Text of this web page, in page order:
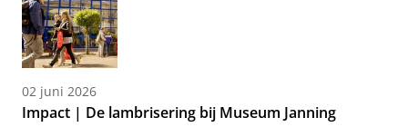
02 juni 2026
Impact | De lambrisering bij Museum Janning